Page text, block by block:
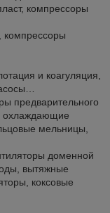
компрессоры
компрессоры
и коагуляция,
предварительного
охлаждающие
мельницы,
доменной
вытяжные
коксовые